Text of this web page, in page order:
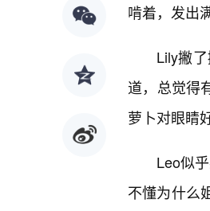
啃着，发出
Lily撇
道，总觉得
萝卜对眼睛
Leo似
不懂为什么